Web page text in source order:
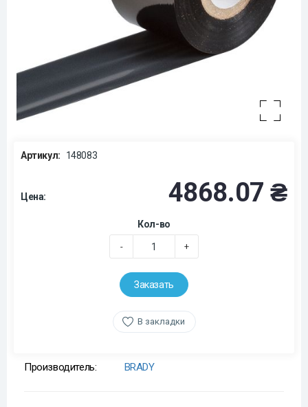
Артикул: 148083
Цена: 4868.07 ₴
Кол-во
- +
Заказать
В закладки
Производитель: BRADY